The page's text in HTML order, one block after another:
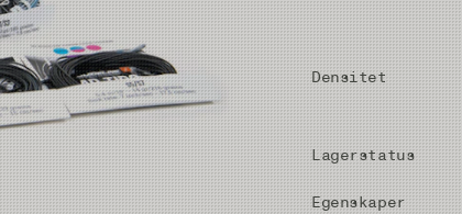
Densitet
Lagerstatus
Egenskaper